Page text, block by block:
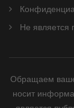
Не является
Обращаем ваше
носит